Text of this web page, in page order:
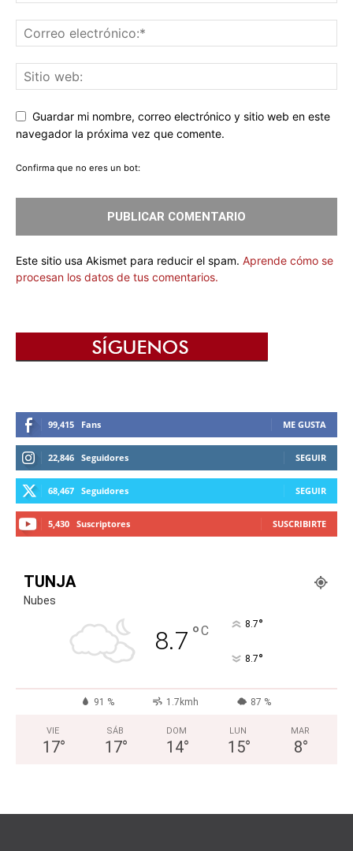
Guardar mi nombre, correo electrónico y sitio web en este
navegador la próxima vez que comente.
Confirma que no eres un bot:
Este sitio usa Akismet para reducir el spam. Aprende cómo se
procesan los datos de tus comentarios.
99,415 Fans ME GUSTA
22,846 Seguidores SEGUIR
68,467 Seguidores SEGUIR
5,430 Suscriptores SUSCRIBIRTE
TUNJA
Nubes
8.7 °C 8.7°
8.7°
91 % 1.7kmh 87 %
VIE
17°
SÁB
17°
DOM
14°
LUN
15°
MAR
8°